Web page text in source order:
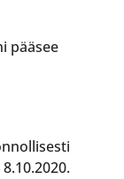
pääsee